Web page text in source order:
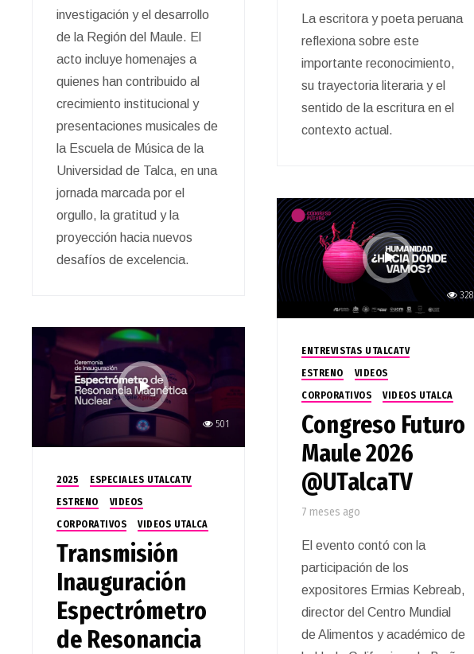
investigación y el desarrollo
de la Región del Maule. El
acto incluye homenajes a
quienes han contribuido al
crecimiento institucional y
presentaciones musicales de
la Escuela de Música de la
Universidad de Talca, en una
jornada marcada por el
orgullo, la gratitud y la
proyección hacia nuevos
desafíos de excelencia.
La escritora y poeta peruana
reflexiona sobre este
importante reconocimiento,
su trayectoria literaria y el
sentido de la escritura en el
contexto actual.
328
ENTREVISTAS UTALCATV
ESTRENO
VIDEOS
CORPORATIVOS
VIDEOS UTALCA
Congreso Futuro
Maule 2026
@UTalcaTV
7 meses ago
El evento contó con la
participación de los
expositores Ermias Kebreab,
director del Centro Mundial
de Alimentos y académico de
501
2025
ESPECIALES UTALCATV
ESTRENO
VIDEOS
CORPORATIVOS
VIDEOS UTALCA
Transmisión
Inauguración
Espectrómetro
de Resonancia